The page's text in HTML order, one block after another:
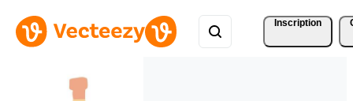
Inscription